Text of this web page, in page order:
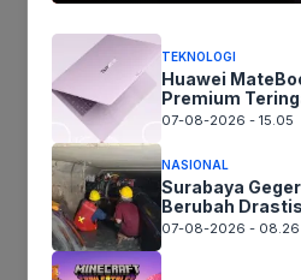
mengangkat trofi di tanah
Pertandingan ini
terlupakan bagi para
pengalaman akan diuji oleh
membara.
Jika keberatan atau
Artikel maupun foto
TEKNOLOGI
Huawei
Premium
07-08-2026 - 15.05
NASIONAL
Surabaya
Berubah Drastis
07-08-2026 - 08.26